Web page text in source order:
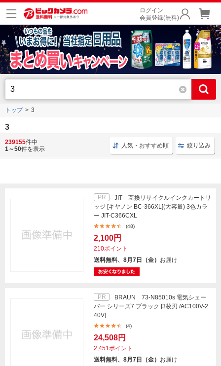
ログイン
会員登録(無料)
トップ 3
3
レンズ ミラーレス一眼用 レンズ 動画撮影 レンズ 手
239155件中
1～50件を表示 人気・おすすめ順 絞り込み
PR
JIT 互換リサイクルインクカートリ
ッジ [キヤノン BC-366XL](大容量) 3色カラ
ー JIT-C366CXL
(48)
2,100円
210ポイント
送料無料、8月7日（金） お届け
PR
BRAUN 73-N85010s 電気シェー
バー シリーズ7 ブラック [3枚刃 /AC100V-2
40V]
(4)
24,508円
2,451ポイント
送料無料、8月7日（金） お届け